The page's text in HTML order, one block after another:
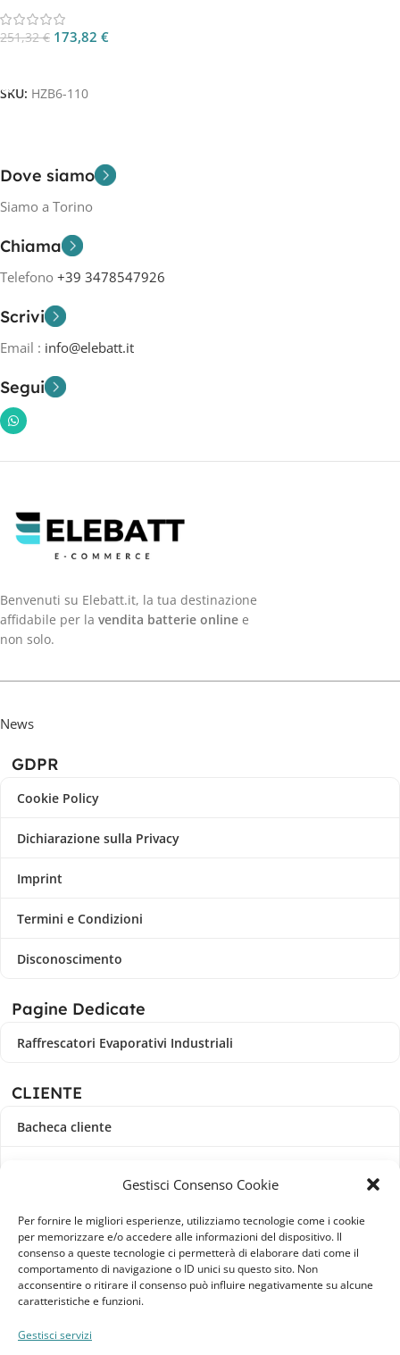
Gestisci Consenso Cookie
Per fornire le migliori esperienze, utilizziamo tecnologie come i cookie
per memorizzare e/o accedere alle informazioni del dispositivo. Il
consenso a queste tecnologie ci permetterà di elaborare dati come il
comportamento di navigazione o ID unici su questo sito. Non
acconsentire o ritirare il consenso può influire negativamente su alcune
caratteristiche e funzioni.
Gestisci servizi
251,32€ 173,82 €
SKU: HZB6-110
Dove siamo
Siamo a Torino
Chiama
Telefono +39 3478547926
Scrivi
Email : info@elebatt.it
Segui
Benvenuti su Elebatt.it, la tua destinazione
affidabile per la vendita batterie online e
non solo.
News
GDPR
Cookie Policy
Dichiarazione sulla Privacy
Imprint
Termini e Condizioni
Disconoscimento
Pagine Dedicate
Raffrescatori Evaporativi Industriali
CLIENTE
Bacheca cliente
Indirizzi
Metodi di pagamento
Dettagli account